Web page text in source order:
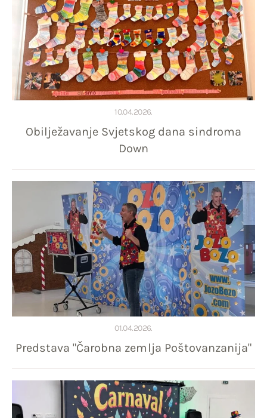
10.04.2026.
Obilježavanje Svjetskog dana sindroma
Down
01.04.2026.
Predstava "Čarobna zemlja Poštovanzanija"